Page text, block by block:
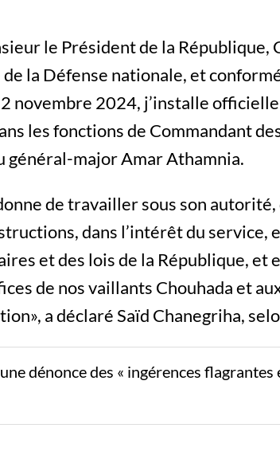
le Président de la République,
la Défense nationale, et
novembre 2024, j’installe
les fonctions de Commandant
général-major Amar Athamnia.
de travailler sous son
dans l’intérêt du service,
et des lois de la République, et
de nos vaillants Chouhada et
a déclaré Saïd Chanegriha,
dénonce des « ingérences